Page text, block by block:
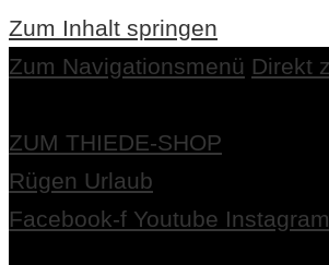
Zum Inhalt springen
Zum Navigationsmenü Direkt
ZUM THIEDE-SHOP
Rügen Urlaub
Facebook-f Youtube Instagram